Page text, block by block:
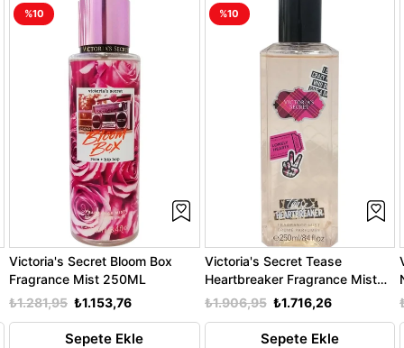
Victoria's Secret Bloom Box
Fragrance Mist 250ML
₺1.153,76
₺1.281,95
Sepete Ekle
%10
Victoria's Secret Tease
Heartbreaker Fragrance Mist
250ML
₺1.716,26
₺1.906,95
Sepete Ekle
%10